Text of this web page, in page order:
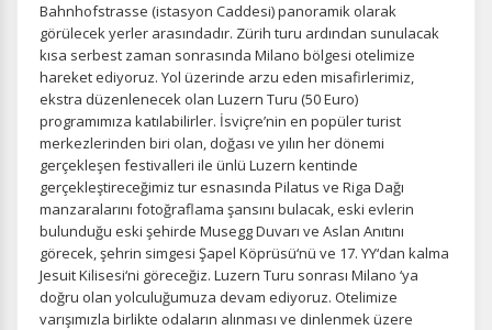
Bahnhofstrasse (istasyon Caddesi) panoramik olarak
görülecek yerler arasındadır. Zürih turu ardından sunulacak
kısa serbest zaman sonrasında Milano bölgesi otelimize
hareket ediyoruz. Yol üzerinde arzu eden misafirlerimiz,
ekstra düzenlenecek olan Luzern Turu (50 Euro)
programımıza katılabilirler. İsviçre’nin en popüler turist
merkezlerinden biri olan, doğası ve yılın her dönemi
gerçekleşen festivalleri ile ünlü Luzern kentinde
gerçekleştireceğimiz tur esnasında Pilatus ve Riga Dağı
manzaralarını fotoğraflama şansını bulacak, eski evlerin
bulunduğu eski şehirde Musegg Duvarı ve Aslan Anıtını
görecek, şehrin simgesi Şapel Köprüsü‘nü ve 17. YY‘dan kalma
Jesuit Kilisesi‘ni göreceğiz. Luzern Turu sonrası Milano ‘ya
doğru olan yolculuğumuza devam ediyoruz. Otelimize
varışımızla birlikte odaların alınması ve dinlenmek üzere